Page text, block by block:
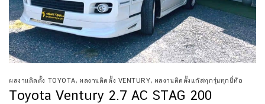
ผลงานติดตั้ง TOYOTA, ผลงานติดตั้ง VENTURY, ผลงานติดตั้งแก๊สทุกรุ่นทุกยี่ห้อ
Toyota Ventury 2.7 AC STAG 200